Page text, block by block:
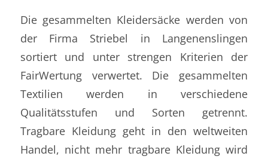
Die gesammelten Kleidersäcke werden von
der Firma Striebel in Langenenslingen
sortiert und unter strengen Kriterien der
FairWertung verwertet. Die gesammelten
Textilien werden in ver­schiedene
Qualitätsstufen und Sorten getrennt.
Tragbare Kleidung geht in den weltweiten
Handel, nicht mehr tragbare Kleidung wird